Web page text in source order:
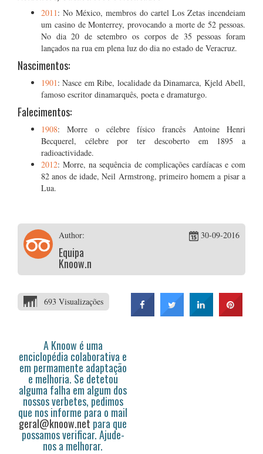
2011: No México, membros do cartel Los Zetas incendeiam
um casino de Monterrey, provocando a morte de 52 pessoas.
No dia 20 de setembro os corpos de 35 pessoas foram
lançados na rua em plena luz do dia no estado de Veracruz.
Nascimentos:
1901: Nasce em Ribe, localidade da Dinamarca, Kjeld Abell,
famoso escritor dinamarquês, poeta e dramaturgo.
Falecimentos:
1908: Morre o célebre físico francês Antoine Henri
Becquerel, célebre por ter descoberto em 1895 a
radioactividade.
2012: Morre, na sequência de complicações cardíacas e com
82 anos de idade, Neil Armstrong, primeiro homem a pisar a
Lua.
Author:
Equipa
Knoow.net
30-09-2016
693 Visualizações
A Knoow é uma
enciclopédia colaborativa e
em permamente adaptação
e melhoria. Se detetou
alguma falha em algum dos
nossos verbetes, pedimos
que nos informe para o mail
geral@knoow.net para que
possamos verificar. Ajude-
nos a melhorar.